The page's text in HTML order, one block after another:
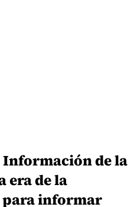
Información de la
era de la
para informar